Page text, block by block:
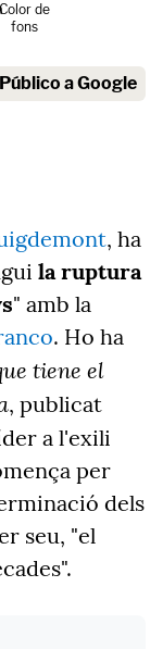
de
fons
a Google
, ha
la ruptura
" amb la
. Ho ha
tiene el
, publicat
a l'exili
per
dels
seu, "el